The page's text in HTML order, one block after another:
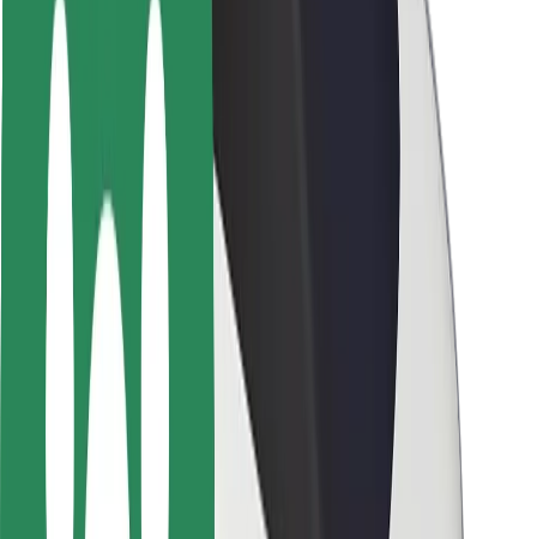
Utasbiztonság
Sofőr biztonság
E-roller biztonság
Biztonsági részleg
Városok
Lokációk
Városi megoldások
Repülőtér
Bolt töltőállomások
Súgó
Utasoknak
Sofőröknek